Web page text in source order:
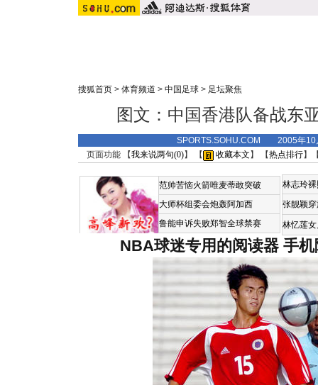
搜狐首页 > 体育频道 > 中国足球 > 足坛聚焦
图文：中国香港队备战东
SPORTS.SOHU.COM 2005年
页面功能 【我来说两句(0)】 【 收藏本文 】 【热点排行】
范帅苦恼火箭唯麦蒂敢突破
大师杯组委会炮轰阿加西
鲁能申诉失败郑智全球禁赛
林志玲
张靓颖
林忆莲
NBA球迷专用的阅读器 手